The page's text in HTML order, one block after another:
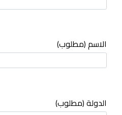
الاسم (مطلوب)
الدولة (مطلوب)